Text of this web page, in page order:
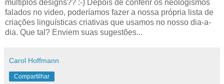
múltiplos designs?? :-) Depois de conferir os neologismos
falados no video, poderíamos fazer a nossa própria lista de
criações linguísticas criativas que usamos no nosso dia-a-
dia. Que tal? Enviem suas sugestões...
Carol Hoffmann
Compartilhar